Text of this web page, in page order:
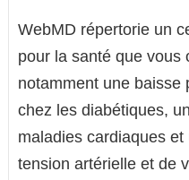
WebMD répertorie un
pour la santé que vous
notamment une baisse
chez les diabétiques,
maladies cardiaques
tension artérielle et de